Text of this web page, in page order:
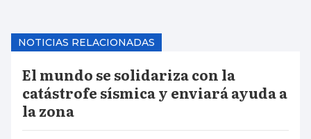
NOTICIAS RELACIONADAS
El mundo se solidariza con la
catástrofe sísmica y enviará ayuda a
la zona